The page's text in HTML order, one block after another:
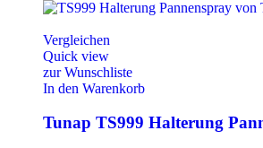
Vergleichen
Quick view
zur Wunschliste
In den Warenkorb
Tunap TS999 Halterung